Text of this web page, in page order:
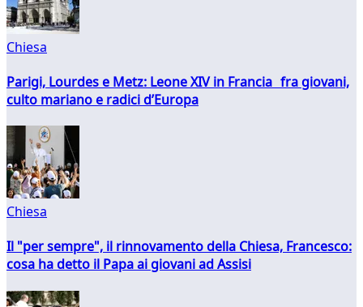
Chiesa
Parigi, Lourdes e Metz: Leone XIV in Francia fra giovani,
culto mariano e radici d’Europa
Chiesa
Il "per sempre", il rinnovamento della Chiesa, Francesco:
cosa ha detto il Papa ai giovani ad Assisi